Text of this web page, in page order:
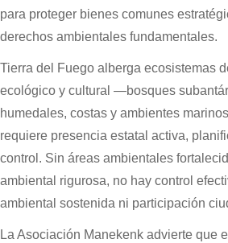
para proteger bienes comunes
derechos ambientales fundamentales.
Tierra del Fuego alberga ecosistemas
ecológico y cultural —bosques
humedales, costas y ambientes
requiere presencia estatal activa,
control. Sin áreas ambientales
ambiental rigurosa, no hay control
ambiental sostenida ni participación
La Asociación Manekenk advierte que